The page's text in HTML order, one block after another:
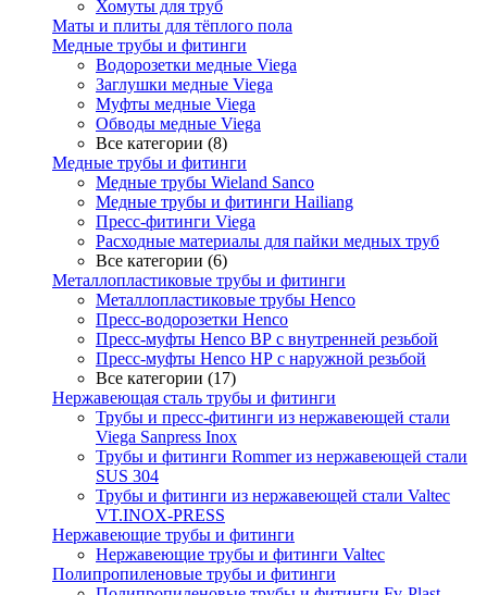
Хомуты для труб
Маты и плиты для тёплого пола
Медные трубы и фитинги
Водорозетки медные Viega
Заглушки медные Viega
Муфты медные Viega
Обводы медные Viega
Все категории (8)
Медные трубы и фитинги
Медные трубы Wieland Sanco
Медные трубы и фитинги Hailiang
Пресс-фитинги Viega
Расходные материалы для пайки медных труб
Все категории (6)
Металлопластиковые трубы и фитинги
Металлопластиковые трубы Henco
Пресс-водорозетки Henco
Пресс-муфты Henco ВР с внутренней резьбой
Пресс-муфты Henco НР с наружной резьбой
Все категории (17)
Нержавеющая сталь трубы и фитинги
Трубы и пресс-фитинги из нержавеющей стали
Viega Sanpress Inox
Трубы и фитинги Rommer из нержавеющей стали
SUS 304
Трубы и фитинги из нержавеющей стали Valtec
VT.INOX-PRESS
Нержавеющие трубы и фитинги
Нержавеющие трубы и фитинги Valtec
Полипропиленовые трубы и фитинги